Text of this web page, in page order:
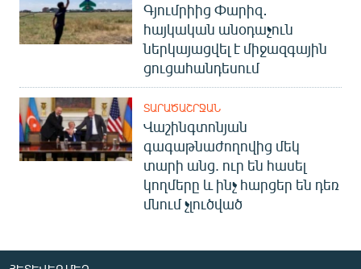
Գյումրիից Փարիզ․
հայկական անօդաչուն
ներկայացվել է միջազգային
ցուցահանդեսում
ՏԱՐԱԾԱՇՐՋԱՆ
Վաշինգտոնյան
գագաթնաժողովից մեկ
տարի անց. ուր են հասել
կողմերը և ինչ հարցեր են դեռ
մնում չլուծված